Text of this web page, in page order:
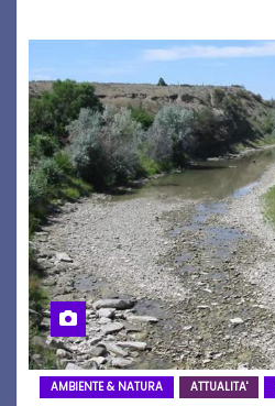
AMBIENTE & NATURA ATTUALITA'